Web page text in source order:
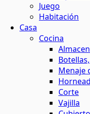
Juego
Habitación
Casa
Cocina
Menaje
Corte
Vajilla